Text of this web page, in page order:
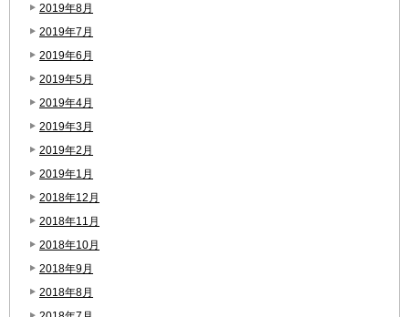
2019年8月
2019年7月
2019年6月
2019年5月
2019年4月
2019年3月
2019年2月
2019年1月
2018年12月
2018年11月
2018年10月
2018年9月
2018年8月